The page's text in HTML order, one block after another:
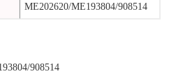
ME202620/ME193804/908514
908514